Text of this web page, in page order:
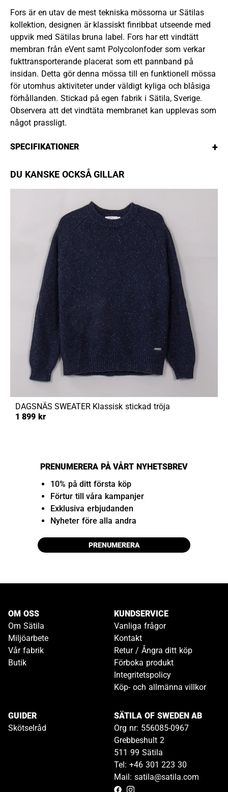
Fors är en utav de mest tekniska mössorna ur Sätilas
kollektion, designen är klassiskt finribbat utseende med
uppvik med Sätilas bruna label. Fors har ett vindtätt
membran från eVent samt Polycolonfoder som verkar
fukttransporterande placerat som ett pannband på
insidan. Detta gör denna mössa till en funktionell mössa
för utomhus aktiviteter under väldigt kyliga och blåsiga
förhållanden. Stickad på egen fabrik i Sätila, Sverige.
Observera att det vindtäta membranet kan upplevas som
något prassligt.
SPECIFIKATIONER +
DU KANSKE OCKSÅ GILLAR
DAGSNÄS SWEATER Klassisk stickad tröja
1 899 kr
PRENUMERERA PÅ VÅRT NYHETSBREV
10% på ditt första köp
Förtur till våra kampanjer
Exklusiva erbjudanden
Nyheter före alla andra
PRENUMERERA
OM OSS
Om Sätila
Miljöarbete
Vår fabrik
Butik
KUNDSERVICE
Vanliga frågor
Kontakt
Retur / Ångra ditt köp
Förboka produkt
Integritetspolicy
Köp- och allmänna villkor
GUIDER
Skötselråd
SÄTILA OF SWEDEN AB
Org nr: 556085-0967
Grebbeshult 2
511 99 Sätila
Tel: +46 301 223 30
Mail: satila@satila.com